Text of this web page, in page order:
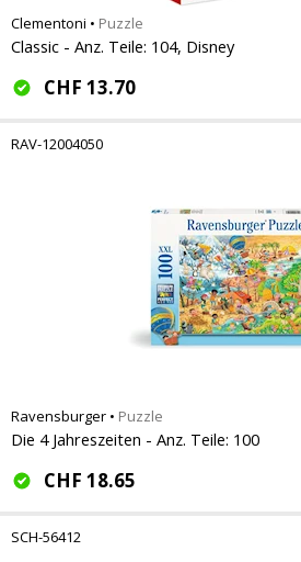
Clementoni • Puzzle
Classic - Anz. Teile: 104, Disney
CHF 13.70
RAV-12004050
Ravensburger • Puzzle
Die 4 Jahreszeiten - Anz. Teile: 100
CHF 18.65
SCH-56412